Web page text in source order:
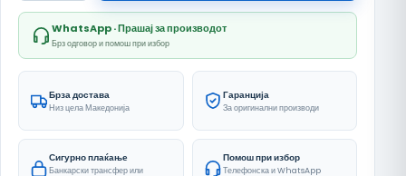
WhatsApp · Прашај за производот
Брз одговор и помош при избор
Брза достава
Низ цела Македонија
Гаранција
За оригинални производи
Сигурно плаќање
Банкарски трансфер или
Помош при избор
Телефонска и WhatsApp